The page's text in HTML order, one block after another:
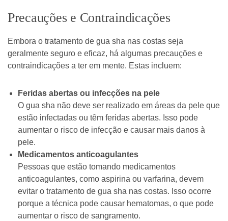
Precauções e Contraindicações
Embora o tratamento de gua sha nas costas seja
geralmente seguro e eficaz, há algumas precauções e
contraindicações a ter em mente. Estas incluem:
Feridas abertas ou infecções na pele
O gua sha não deve ser realizado em áreas da pele que
estão infectadas ou têm feridas abertas. Isso pode
aumentar o risco de infecção e causar mais danos à
pele.
Medicamentos anticoagulantes
Pessoas que estão tomando medicamentos
anticoagulantes, como aspirina ou varfarina, devem
evitar o tratamento de gua sha nas costas. Isso ocorre
porque a técnica pode causar hematomas, o que pode
aumentar o risco de sangramento.